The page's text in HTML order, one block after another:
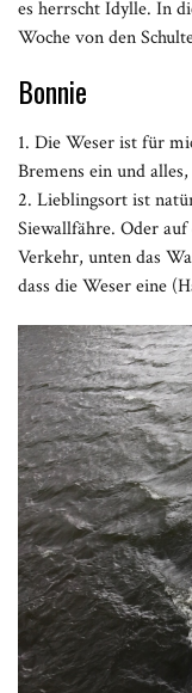
es herrscht Idylle. In
Woche von den
Bonnie
1. Die Weser ist für
Bremens ein und
2. Lieblingsort ist
Siewallfähre. Oder
Verkehr, unten das
dass die Weser eine